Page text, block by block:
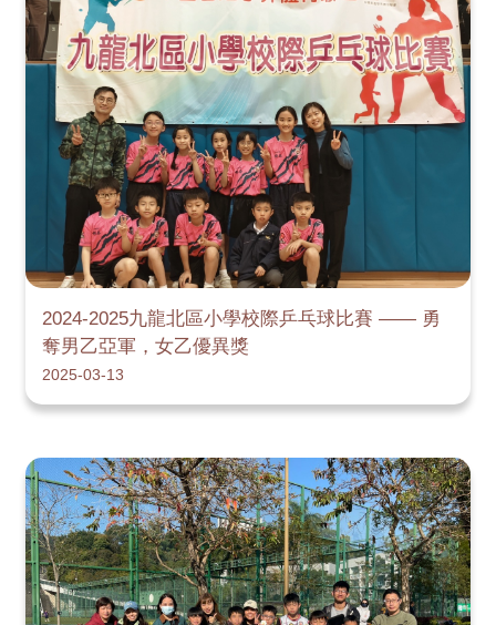
2024-2025九龍北區小學校際乒乓球比賽 —— 勇
奪男乙亞軍，女乙優異獎
2025-03-13